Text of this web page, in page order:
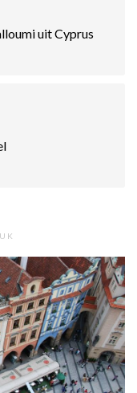
uit Cyprus